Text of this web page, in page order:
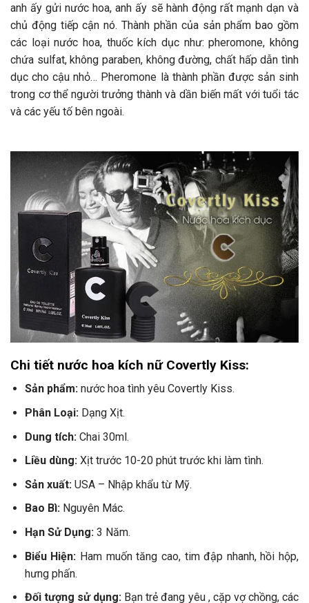
anh ấy gửi nước hoa, anh ấy sẽ hành động rất mạnh dạn và
chủ động tiếp cận nó. Thành phần của sản phẩm bao gồm
các loại nước hoa, thuốc kích dục như: pheromone, không
chứa sulfat, không paraben, không đường, chất hấp dẫn tình
dục cho cậu nhỏ… Pheromone là thành phần được sản sinh
trong cơ thể người trưởng thành và dần biến mất với tuổi tác
và các yếu tố bên ngoài.
Chi tiết nước hoa kích nữ Covertly Kiss:
Sản phẩm:nước hoa tình yêu Covertly Kiss.
Phân Loại:Dạng Xịt.
Dung tích:Chai 30ml.
Liều dùng:Xịt trước 10-20 phút trước khi làm tình.
Sản xuất:USA – Nhập khẩu từ Mỹ.
Bao Bì:Nguyên Mác.
Hạn Sử Dụng:3 Năm.
Biểu Hiện: Ham muốn tăng cao, tim đập nhanh, hồi hộp,
hưng phấn.
Đối tượng sử dụng: Bạn trẻ đang yêu , cặp vợ chồng, các